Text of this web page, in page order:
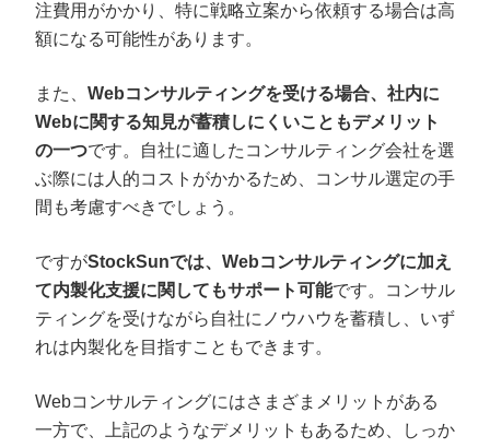
注費用がかかり、特に戦略立案から依頼する場合は高
額になる可能性があります。
また、 Webコンサルティングを受ける場合、社内に
Webに関する知見が蓄積しにくいこともデメリット
の一つです。自社に適したコンサルティング会社を選
ぶ際には人的コストがかかるため、コンサル選定の手
間も考慮すべきでしょう。
ですがStockSunでは、Webコンサルティングに加え
て内製化支援に関してもサポート可能です。コンサル
ティングを受けながら自社にノウハウを蓄積し、いず
れは内製化を目指すこともできます。
Webコンサルティングにはさまざまメリットがある
一方で、上記のようなデメリットもあるため、しっか